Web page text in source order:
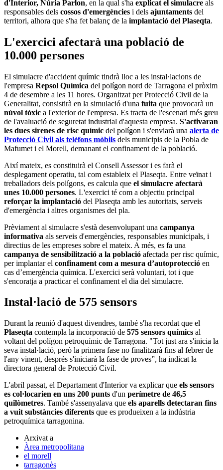
d'Interior, Núria Parlon, en la qual s'ha explicat el simulacre als
responsables dels cossos d'emergències i dels ajuntaments del
territori, alhora que s'ha fet balanç de la implantació del Plaseqta.
L'exercici afectarà una població de
10.000 persones
El simulacre d'accident químic tindrà lloc a les instal·lacions de
l'empresa Repsol Química del polígon nord de Tarragona el pròxim
4 de desembre a les 11 hores. Organitzat per Protecció Civil de la
Generalitat, consistirà en la simulació d'una fuita que provocarà un
núvol tòxic a l'exterior de l'empresa. Es tracta de l'escenari més greu
de l'avaluació de seguretat industrial d'aquesta empresa. S'activaran
les dues sirenes de risc químic del polígon i s'enviarà una alerta de
Protecció Civil als telèfons mòbils dels municipis de la Pobla de
Mafumet i el Morell, demanant el confinament de la població.
Així mateix, es constituirà el Consell Assessor i es farà el
desplegament operatiu, tal com estableix el Plaseqta. Entre veïnat i
treballadors dels polígons, es calcula que el simulacre afectarà
unes 10.000 persones. L'exercici té com a objectiu principal
reforçar la implantació del Plaseqta amb les autoritats, serveis
d'emergència i altres organismes del pla.
Prèviament al simulacre s'està desenvolupant una campanya
informativa als serveis d'emergències, responsables municipals, i
directius de les empreses sobre el mateix. A més, es fa una
campanya de sensibilització a la població afectada per risc químic,
per implantar el confinament com a mesura d’autoprotecció en
cas d’emergència química. L'exercici serà voluntari, tot i que
s'encoratja a practicar el confinament el dia del simulacre.
Instal·lació de 575 sensors
Durant la reunió d'aquest divendres, també s'ha recordat que el
Plaseqta contempla la incorporació de 575 sensors químics al
voltant del polígon petroquímic de Tarragona. "Tot just ara s'inicia la
seva instal·lació, però la primera fase no finalitzarà fins al febrer de
l'any vinent, després s'iniciarà la fase de proves”, ha indicat la
directora general de Protecció Civil.
L'abril passat, el Departament d'Interior va explicar que els sensors
es col·locarien en uns 200 punts d'un perímetre de 46,5
quilòmetres. També s'assenyalava que els aparells detectaran fins
a vuit substàncies diferents que es produeixen a la indústria
petroquímica tarragonina.
Arxivat a
Àrea metropolitana
el morell
tarragonès